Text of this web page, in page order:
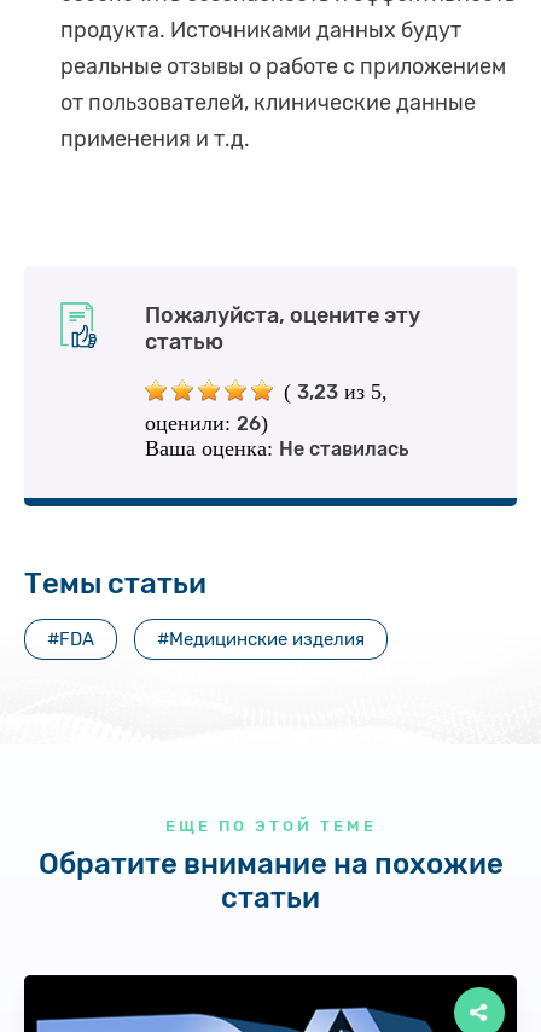
продукта. Источниками данных будут
реальные отзывы о работе с приложением
от пользователей, клинические данные
применения и т.д.
Пожалуйста, оцените эту
статью
( 3,23 из 5,
оценили: 26)
Ваша оценка: Не ставилась
Темы статьи
#FDA #Медицинские изделия
ЕЩЕ ПО ЭТОЙ ТЕМЕ
Обратите внимание на похожие
статьи